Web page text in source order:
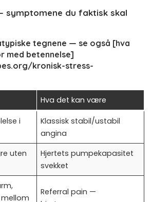
symptomene du faktisk skal
tegnene — se også [hva
med betennelse]
kronisk-stress-
Hva det kan være
i
Klassisk stabil/ustabil
angina
uten
Hjertets pumpekapasitet
svekket
mellom
Referral pain —